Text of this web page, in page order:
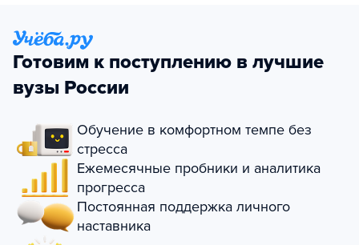
Готовим к поступлению в лучшие
вузы России
Обучение в комфортном темпе без
стресса
Ежемесячные пробники и аналитика
прогресса
Постоянная поддержка личного
наставника